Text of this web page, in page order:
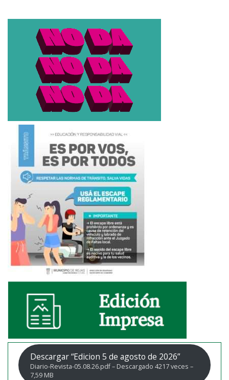
Descargar “Edicion 5 de agosto de 2026”
Diario-Revista-05.08.26.pdf – Descargado 4217 veces –
7,59 MB